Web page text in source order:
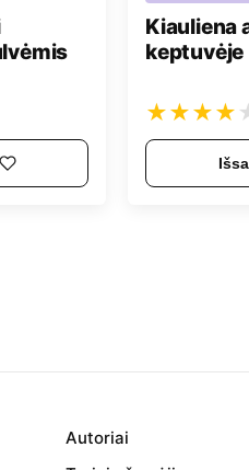
Kiauliena
keptuvėje
★★★★
Autoriai